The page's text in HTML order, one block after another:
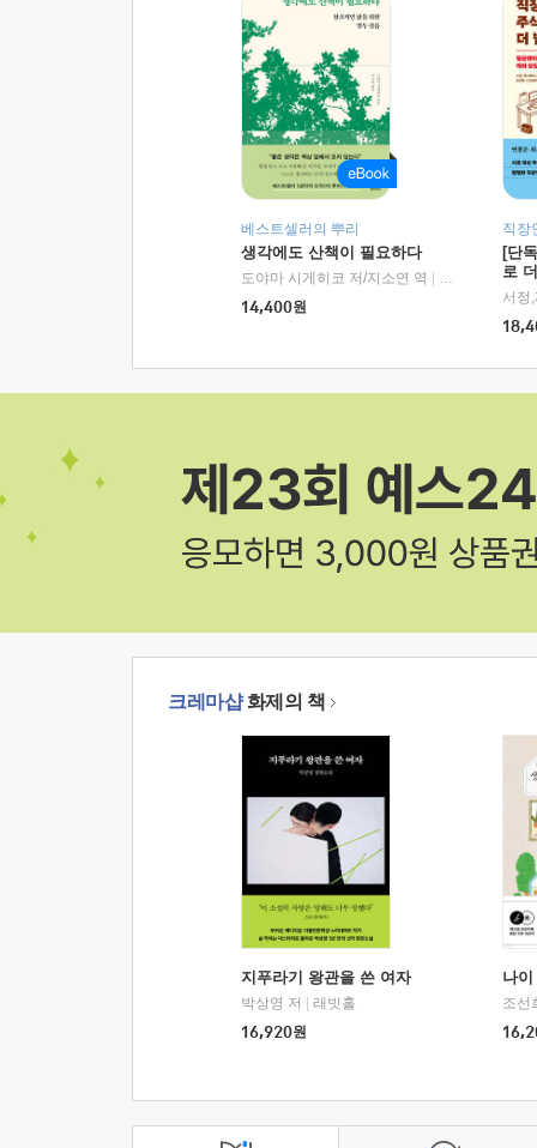
베스트셀러의 뿌리
생각에도 산책이 필요하다
도야마 시게히코 저/지소연 역
알에이치코리
14,400원
직장
[단
로
크레마샵화제의 책
지푸라기 왕관을 쓴 여자
박상영 저
래빗홀
16,920원
나
조선